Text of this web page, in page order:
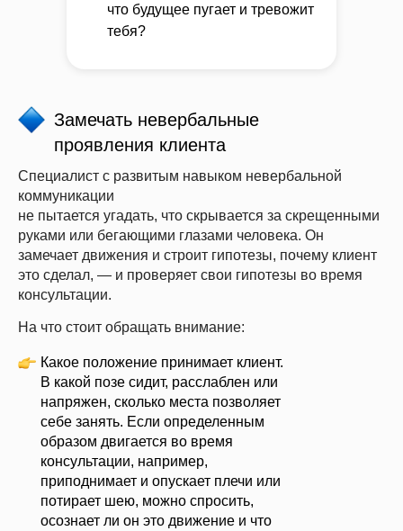
что будущее пугает и тревожит
тебя?
Замечать невербальные
проявления клиента
Специалист с развитым навыком невербальной
коммуникации
не пытается угадать, что скрывается за скрещенными
руками или бегающими глазами человека. Он
замечает движения и строит гипотезы, почему клиент
это сделал, — и проверяет свои гипотезы во время
консультации.
На что стоит обращать внимание:
Какое положение принимает клиент.
В какой позе сидит, расслаблен или
напряжен, сколько места позволяет
себе занять. Если определенным
образом двигается во время
консультации, например,
приподнимает и опускает плечи или
потирает шею, можно спросить,
осознает ли он это движение и что